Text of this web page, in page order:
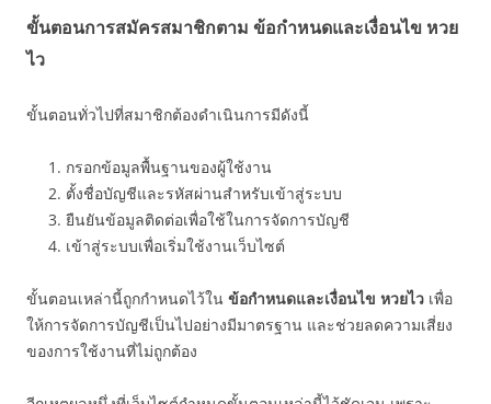
ขั้นตอนการสมัครสมาชิกตาม ข้อกำหนดและเงื่อนไข หวย
ไว
ขั้นตอนทั่วไปที่สมาชิกต้องดำเนินการมีดังนี้
กรอกข้อมูลพื้นฐานของผู้ใช้งาน
ตั้งชื่อบัญชีและรหัสผ่านสำหรับเข้าสู่ระบบ
ยืนยันข้อมูลติดต่อเพื่อใช้ในการจัดการบัญชี
เข้าสู่ระบบเพื่อเริ่มใช้งานเว็บไซต์
ขั้นตอนเหล่านี้ถูกกำหนดไว้ใน ข้อกำหนดและเงื่อนไข หวยไว เพื่อ
ให้การจัดการบัญชีเป็นไปอย่างมีมาตรฐาน และช่วยลดความเสี่ยง
ของการใช้งานที่ไม่ถูกต้อง